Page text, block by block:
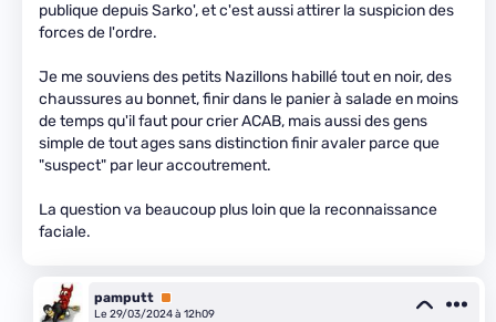
publique depuis Sarko', et c'est aussi attirer la suspicion des
forces de l'ordre.
Je me souviens des petits Nazillons habillé tout en noir, des
chaussures au bonnet, finir dans le panier à salade en moins
de temps qu'il faut pour crier ACAB, mais aussi des gens
simple de tout ages sans distinction finir avaler parce que
"suspect" par leur accoutrement.
La question va beaucoup plus loin que la reconnaissance
faciale.
pamputt Premium
Le 29/03/2024 à 12h09